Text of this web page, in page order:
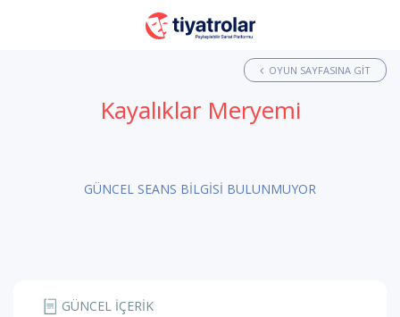
OYUN SAYFASINA GIT
Kayalıklar Meryemi
GÜNCEL SEANS BİLGİSİ BULUNMUYOR
GÜNCEL İÇERİK